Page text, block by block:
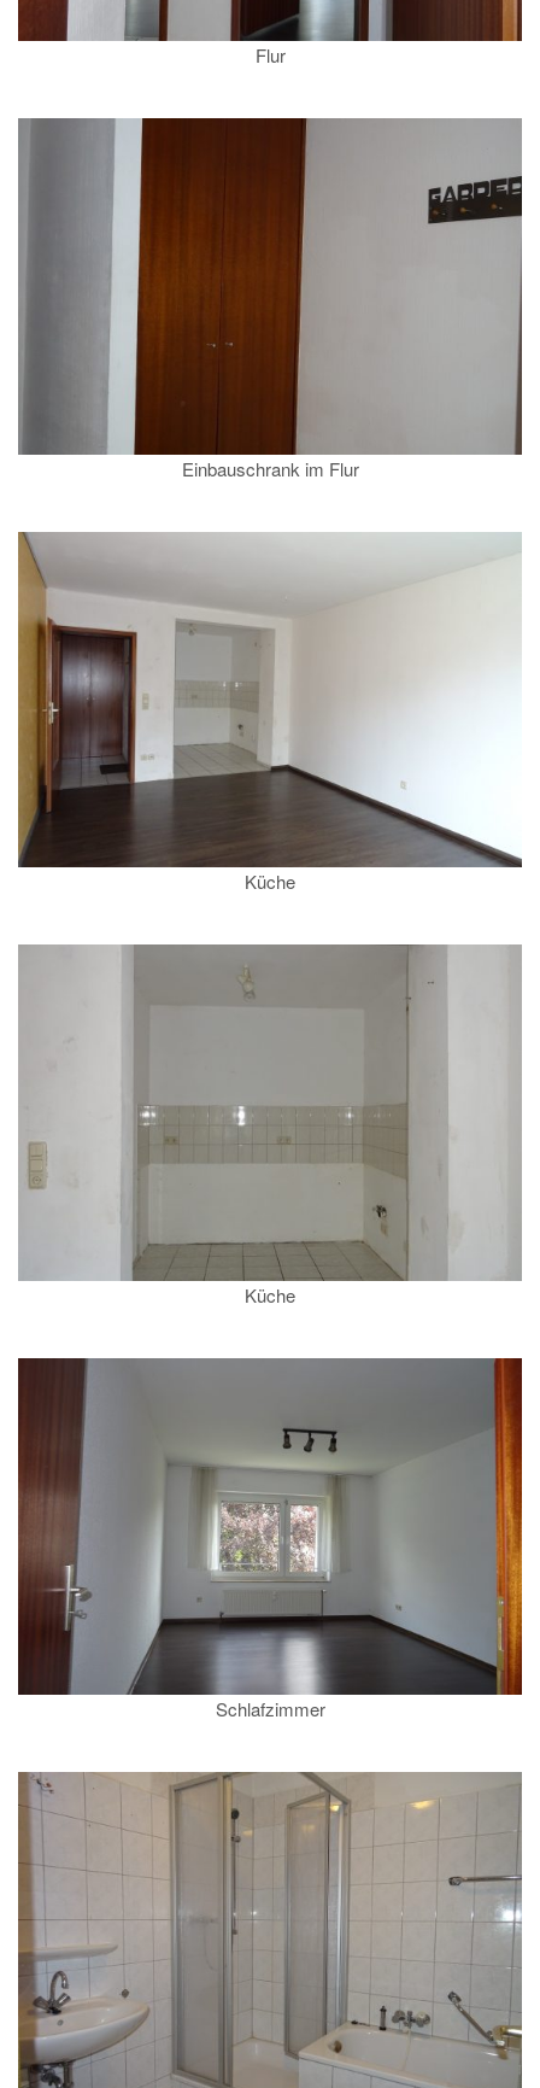
Flur
Einbauschrank im Flur
Küche
Küche
Schlafzimmer